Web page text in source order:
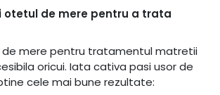
otetul de mere pentru a trata
mere pentru tratamentul matretii
oricui. Iata cativa pasi usor de
cele mai bune rezultate: